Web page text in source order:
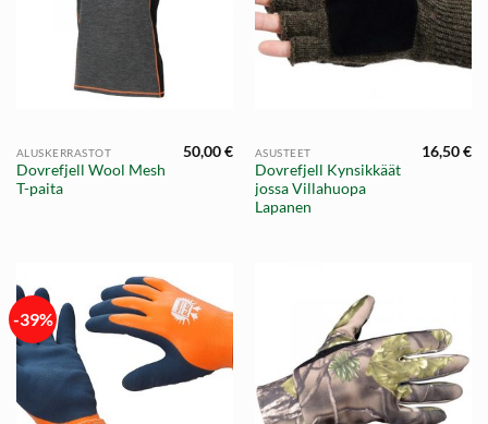
ALUSKERRASTOT
Dovrefjell Wool Mesh
T-paita
50,00€ ASUSTEET
Dovrefjell Kynsikkäät
jossa Villahuopa
Lapanen
16,50€
-39%